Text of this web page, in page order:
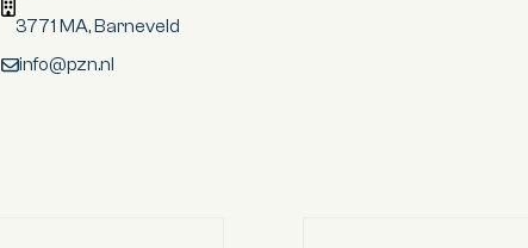
3771 MA, Barneveld
info@pzn.nl